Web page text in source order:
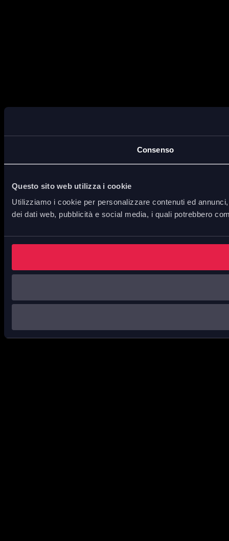
Consenso
Questo sito web utilizza i cookie
Utilizziamo i cookie per personalizzare contenuti ed
dei dati web, pubblicità e social media, i quali potrebbero